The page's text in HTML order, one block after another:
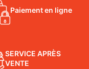
Paiement en ligne
SERVICE APRÈS
VENTE